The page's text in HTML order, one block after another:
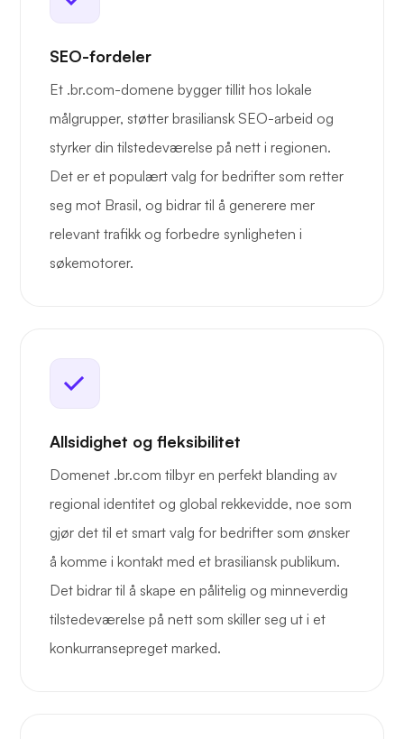
SEO-fordeler
Et .br.com-domene bygger tillit hos lokale
målgrupper, støtter brasiliansk SEO-arbeid og
styrker din tilstedeværelse på nett i regionen.
Det er et populært valg for bedrifter som retter
seg mot Brasil, og bidrar til å generere mer
relevant trafikk og forbedre synligheten i
søkemotorer.
Allsidighet og fleksibilitet
Domenet .br.com tilbyr en perfekt blanding av
regional identitet og global rekkevidde, noe som
gjør det til et smart valg for bedrifter som ønsker
å komme i kontakt med et brasiliansk publikum.
Det bidrar til å skape en pålitelig og minneverdig
tilstedeværelse på nett som skiller seg ut i et
konkurransepreget marked.